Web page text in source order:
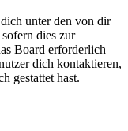
unter den von dir
dies zur
Board erforderlich
dich kontaktieren,
gestattet hast.